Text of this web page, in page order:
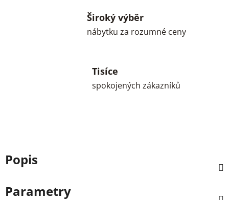
Široký výběr
nábytku za rozumné ceny
Tisíce
spokojených zákazníků
Popis
Parametry